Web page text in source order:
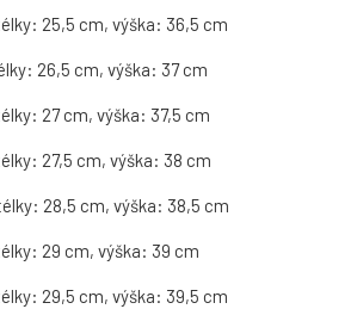
25,5 cm, výška: 36,5 cm
26,5 cm, výška: 37 cm
27 cm, výška: 37,5 cm
27,5 cm, výška: 38 cm
28,5 cm, výška: 38,5 cm
29 cm, výška: 39 cm
29,5 cm, výška: 39,5 cm